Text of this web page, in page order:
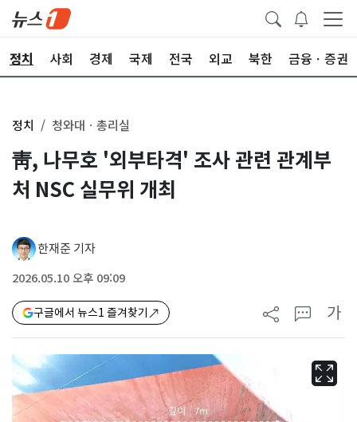
정치 사회 경제 국제 전국 외교 북한 금융ㆍ증권
정치 청와대ㆍ총리실
靑, 나무호 '외부타격' 조사 관련 관계부
처 NSC 실무위 개최
한재준 기자
2026.05.10 오후 09:09
구글에서 뉴스1 즐겨찾기 가